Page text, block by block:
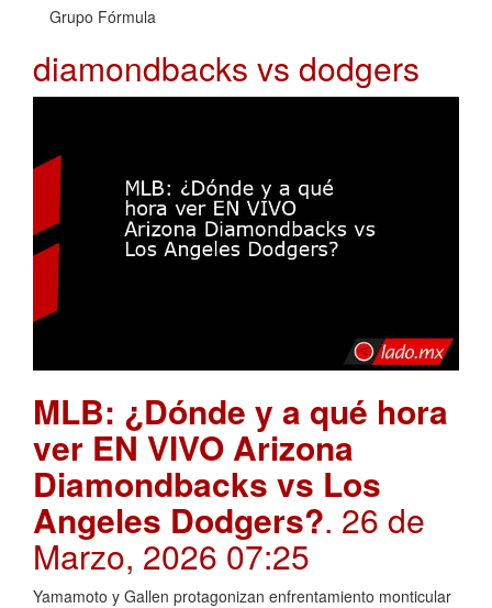
Grupo Fórmula
diamondbacks vs dodgers
MLB: ¿Dónde y a qué hora
ver EN VIVO Arizona
Diamondbacks vs Los
Angeles Dodgers?. 26 de
Marzo, 2026 07:25
Yamamoto y Gallen protagonizan enfrentamiento monticular